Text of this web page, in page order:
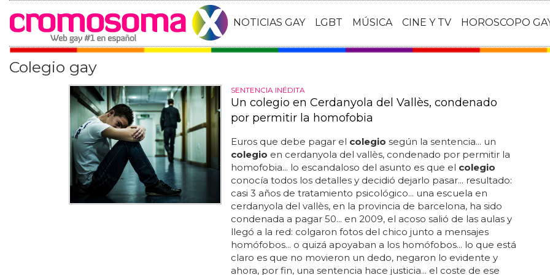
NOTICIAS GAY LGBT MÚSICA CINE Y TV HOROSCOPO
Colegio gay
SENTENCIA INÉDITA
Un colegio en Cerdanyola del Vallès, condenado
por permitir la homofobia
Euros que debe pagar el colegio según la sentencia... un
colegio en cerdanyola del vallès, condenado por permitir la
homofobia... lo escandaloso del asunto es que el colegio
conocía todos los detalles y decidió dejarlo pasar... resultado:
casi 3 años de tratamiento psicológico... una escuela en
cerdanyola del vallès, en la provincia de barcelona, ha sido
condenada a pagar 50... en 2009, el acoso salió de las aulas y
llegó a la red: colgaron fotos del chico junto a mensajes
homófobos... o quizá apoyaban a los homófobos... lo que está
claro es que no movieron un dedo, negaron lo evidente y
ahora, por fin, una sentencia hace justicia... el coste de ese